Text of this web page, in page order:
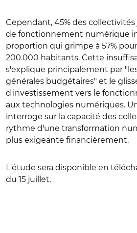
Cependant, 45% des
de fonctionnement numérique
proportion qui grimpe à 57%
200.000 habitants. Cette
s'explique principalement par
générales budgétaires" et le
d'investissement vers le
aux technologies numériques.
interroge sur la capacité des
rythme d'une transformation
plus exigeante financièrement.
L'étude sera disponible en
du 15 juillet.